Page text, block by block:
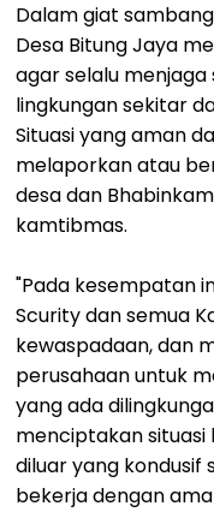
Dalam giat
Desa Bitung Jaya
agar selalu
lingkungan sekitar
Situasi yang aman
melaporkan atau
desa dan
kamtibmas.
"Pada kesempatan
Scurity dan semua
kewaspadaan, dan
perusahaan untuk
yang ada
menciptakan situasi
diluar yang kondusif
bekerja dengan